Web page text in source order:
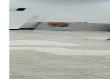
Water Access
Éclairage
Électricité